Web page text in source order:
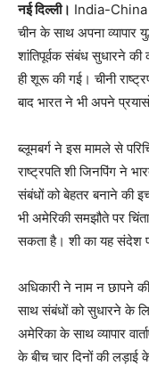
नई दिल्ली। India-China
चीन के साथ अपना व्यापार
शांतिपूर्वक संबंध सुधारने
ही शूरू की गई। चीनी
बाद भारत ने भी अपने
ब्लूमबर्ग ने इस मामले से
राष्ट्रपति शी जिनपिंग ने
संबंधों को बेहतर बनाने की
भी अमेरिकी समझौते पर
सकता है। शी का यह संदेश
अधिकारी ने नाम न छापने
साथ संबंधों को सुधारने के
अमेरिका के साथ व्यापार
के बीच चार दिनों की लड़ाई